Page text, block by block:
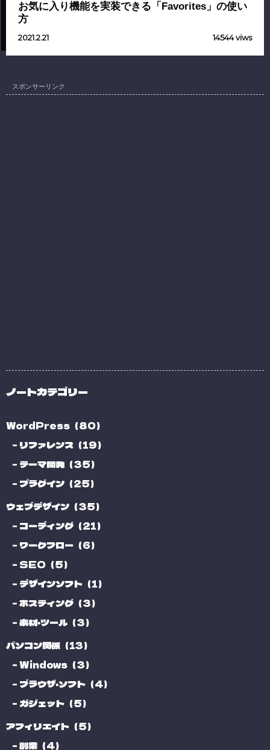
お気に入り機能を実装できる「Favorites」の使い
方
2021.2.21 14544 viws
ノートカテゴリー
WordPress（80）
リファレンス（19）
テーマ開発（35）
プラグイン（25）
ウェブデザイン（35）
コーディング（21）
ワークフロー（6）
SEO（5）
デザインソフト（1）
ホスティング（3）
素材・ツール（3）
パソコン関係（13）
Windows（3）
ブラウザ・ソフト（4）
ガジェット（5）
アフィリエイト（5）
副業（4）